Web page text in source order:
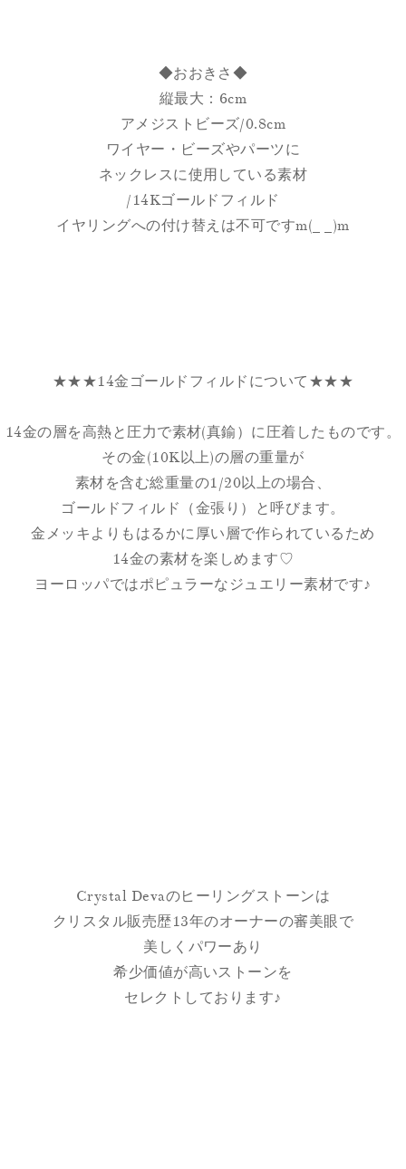
◆おおきさ◆
縦最大：6cm
アメジストビーズ/0.8cm
ワイヤー・ビーズやパーツに
ネックレスに使用している素材
/14Kゴールドフィルド
イヤリングへの付け替えは不可ですm(_ _)m
★★★14金ゴールドフィルドについて★★★
14金の層を高熱と圧力で素材(真鍮）に圧着したものです。
その金(10K以上)の層の重量が
素材を含む総重量の1/20以上の場合、
ゴールドフィルド（金張り）と呼びます。
金メッキよりもはるかに厚い層で作られているため
14金の素材を楽しめます♡
ヨーロッパではポピュラーなジュエリー素材です♪
Crystal Devaのヒーリングストーンは
クリスタル販売歴13年のオーナーの審美眼で
美しくパワーあり
希少価値が高いストーンを
セレクトしております♪